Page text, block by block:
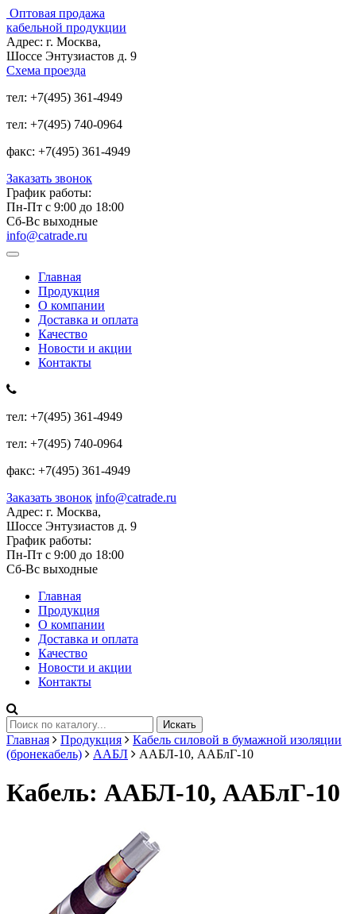
Оптовая продажа
кабельной продукции
Адрес: г. Москва,
Шоссе Энтузиастов д. 9
Схема проезда
тел: +7(495) 361-4949
тел: +7(495) 740-0964
факс: +7(495) 361-4949
Заказать звонок
График работы:
Пн-Пт с 9:00 до 18:00
Сб-Вс выходные
info@catrade.ru
Главная
Продукция
О компании
Доставка и оплата
Качество
Новости и акции
Контакты
тел: +7(495) 361-4949
тел: +7(495) 740-0964
факс: +7(495) 361-4949
Заказать звонок info@catrade.ru
Адрес: г. Москва,
Шоссе Энтузиастов д. 9
График работы:
Пн-Пт с 9:00 до 18:00
Сб-Вс выходные
Главная
Продукция
О компании
Доставка и оплата
Качество
Новости и акции
Контакты
Искать
Главная Продукция
Кабель силовой в бумажной изоляции
(бронекабель)
ААБЛ ААБЛ-10, ААБлГ-10
Кабель: ААБЛ-10, ААБлГ-10